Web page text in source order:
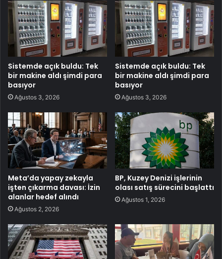
Sistemde açık buldu: Tek
bir makine aldı şimdi para
basıyor
Ağustos 3, 2026
Sistemde açık buldu: Tek
bir makine aldı şimdi para
basıyor
Ağustos 3, 2026
Meta’da yapay zekayla
işten çıkarma davası: İzin
alanlar hedef alındı
Ağustos 2, 2026
BP, Kuzey Denizi işlerinin
olası satış sürecini başlattı
Ağustos 1, 2026